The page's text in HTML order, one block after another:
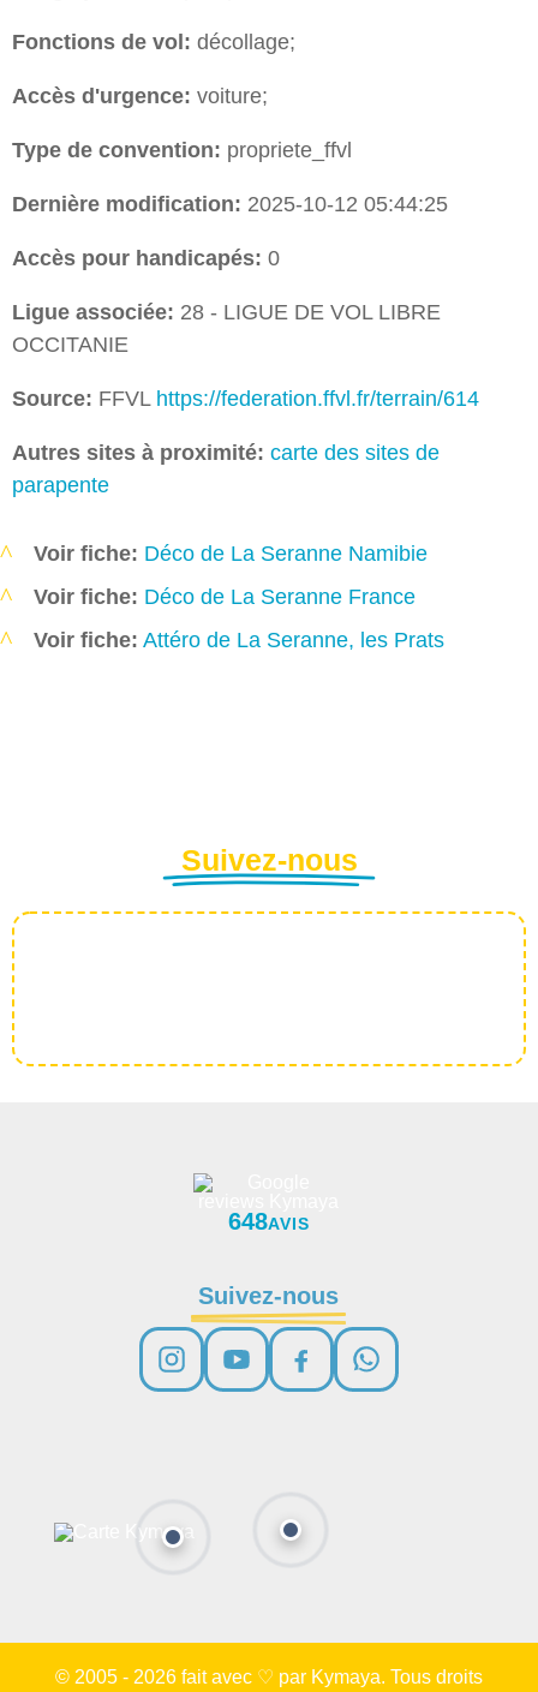
Fonctions de vol: décollage;
Accès d'urgence: voiture;
Type de convention: propriete_ffvl
Dernière modification: 2025-10-12 05:44:25
Accès pour handicapés: 0
Ligue associée: 28 - LIGUE DE VOL LIBRE
OCCITANIE
Source: FFVL https://federation.ffvl.fr/terrain/614
Autres sites à proximité: carte des sites de
parapente
Voir fiche: Déco de La Seranne Namibie
Voir fiche: Déco de La Seranne France
Voir fiche: Attéro de La Seranne, les Prats
Suivez-nous
648AVIS
Suivez-nous
© 2005 - 2026 fait avec ♡ par Kymaya. Tous droits